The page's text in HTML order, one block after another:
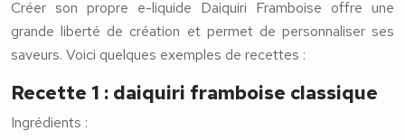
Créer son propre e-liquide Daiquiri Framboise offre une
grande liberté de création et permet de personnaliser ses
saveurs. Voici quelques exemples de recettes :
Recette 1 : daiquiri framboise classique
Ingrédients :